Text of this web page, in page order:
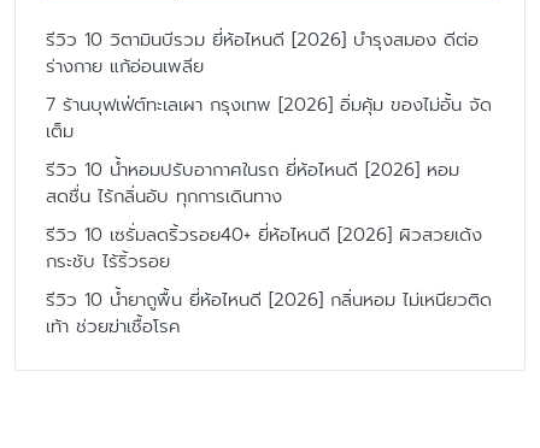
รีวิว 10 วิตามินบีรวม ยี่ห้อไหนดี [2026] บำรุงสมอง ดีต่อ
ร่างกาย แก้อ่อนเพลีย
7 ร้านบุฟเฟ่ต์ทะเลเผา กรุงเทพ [2026] อิ่มคุ้ม ของไม่อั้น จัด
เต็ม
รีวิว 10 น้ำหอมปรับอากาศในรถ ยี่ห้อไหนดี [2026] หอม
สดชื่น ไร้กลิ่นอับ ทุกการเดินทาง
รีวิว 10 เซรั่มลดริ้วรอย40+ ยี่ห้อไหนดี [2026] ผิวสวยเด้ง
กระชับ ไร้ริ้วรอย
รีวิว 10 น้ำยาถูพื้น ยี่ห้อไหนดี [2026] กลิ่นหอม ไม่เหนียวติด
เท้า ช่วยฆ่าเชื้อโรค